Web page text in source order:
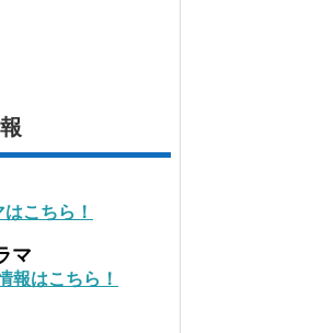
こちら！
マ
報はこちら！